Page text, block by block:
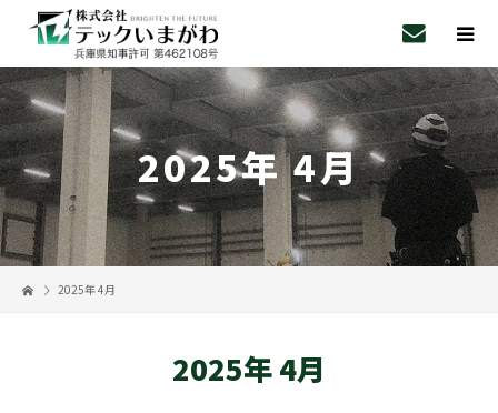
2025年 4月
2025年 4月
2025年 4月